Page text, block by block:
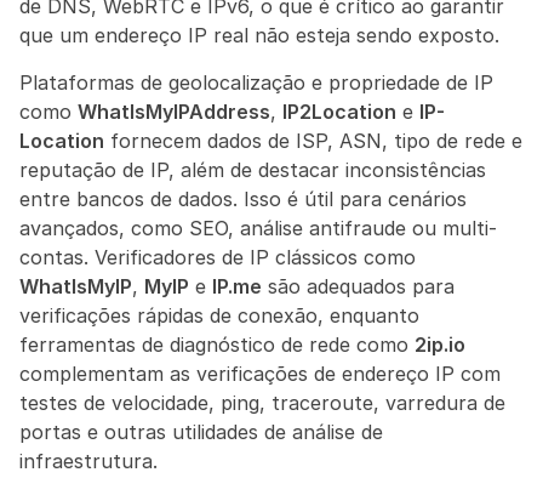
de DNS, WebRTC e IPv6, o que é crítico ao garantir
que um endereço IP real não esteja sendo exposto.
Plataformas de geolocalização e propriedade de IP
como WhatIsMyIPAddress, IP2Location e IP-
Location fornecem dados de ISP, ASN, tipo de rede e
reputação de IP, além de destacar inconsistências
entre bancos de dados. Isso é útil para cenários
avançados, como SEO, análise antifraude ou multi-
WhatIsMyIP, MyIP e IP.me são adequados para
verificações rápidas de conexão, enquanto
ferramentas de diagnóstico de rede como 2ip.io
complementam as verificações de endereço IP com
testes de velocidade, ping, traceroute, varredura de
portas e outras utilidades de análise de
infraestrutura.